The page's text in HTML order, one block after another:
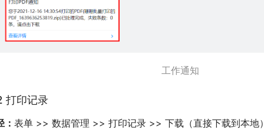
工作通知
打印记录
： 表单 >> 数据管理 >> 打印记录 >> 下载（直接下载到本地